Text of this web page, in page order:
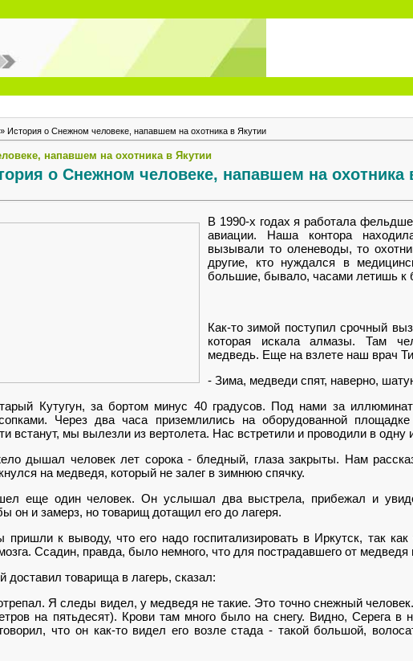
» История о Снежном человеке, напавшем на охотника в Якутии
напавшем на охотника в Якутии
о Снежном человеке, напавшем на охотника
В 1990-х годах я работала
авиации. Наша контора
вызывали то оленеводы, то
другие, кто нуждался в
большие, бывало, часами летишь к
Как-то зимой поступил срочный
которая искала алмазы. Там
медведь. Еще на взлете наш врач
- Зима, медведи спят, наверно,
Кутугун, за бортом минус 40 градусов. Под нами за
Через два часа приземлились на оборудованной площадке
встанут, мы вылезли из вертолета. Нас встретили и проводили в одну
дышал человек лет сорока - бледный, глаза закрыты. Нам
на медведя, который не залег в зимнюю спячку.
еще один человек. Он услышал два выстрела, прибежал и
он и замерз, но товарищ дотащил его до лагеря.
пришли к выводу, что его надо госпитализировать в Иркутск, так
Ссадин, правда, было немного, что для пострадавшего от медведя
доставил товарища в лагерь, сказал:
Я следы видел, у медведя не такие. Это точно снежный
на пятьдесят). Крови там много было на снегу. Видно, Серега в
что он как-то видел его возле стада - такой большой,